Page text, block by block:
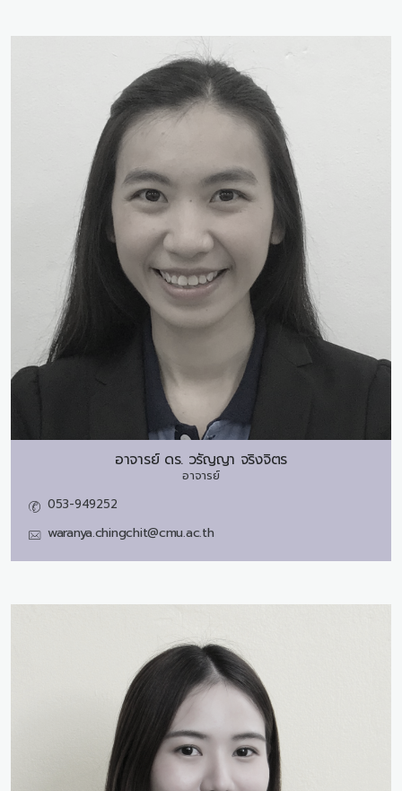
อาจารย์ ดร. วรัญญา จริงจิตร
อาจารย์
053-949252
waranya.chingchit@cmu.ac.th